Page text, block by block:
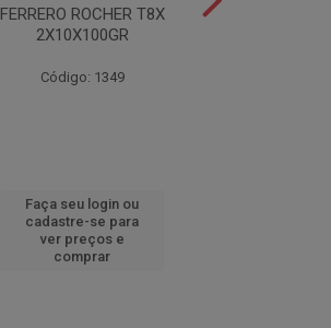
FERRERO ROCHER T8X
2X10X100GR
Código: 1349
Faça seu login ou
cadastre-se para
ver preços e
comprar